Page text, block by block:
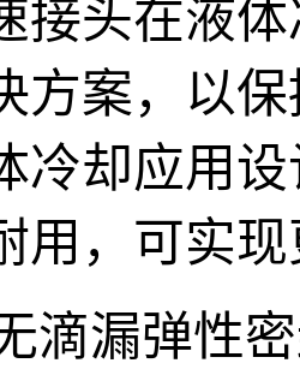
接头在液
方案，以
冷却应用
用，可实
滴漏弹性